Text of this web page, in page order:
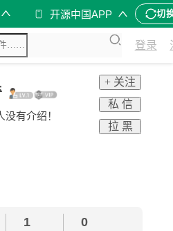
开源中国APP 切
登录
没有介绍！
+ 关注
私 信
拉 黑
1 0